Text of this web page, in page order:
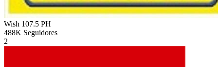
Wish 107.5 PH
488K Seguidores
2